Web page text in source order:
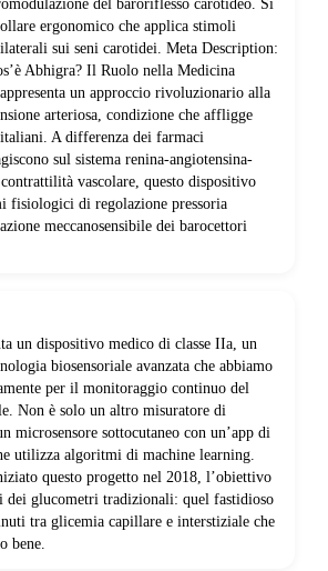
del baroriflesso carotideo. Si
ergonomico che applica stimoli
sui seni carotidei. Meta Description:
Abhigra? Il Ruolo nella Medicina
un approccio rivoluzionario alla
arteriosa, condizione che affligge
A differenza dei farmaci
sul sistema renina-angiotensina-
vascolare, questo dispositivo
fisiologici di regolazione pressoria
meccanosensibile dei barocettori
un dispositivo medico di classe IIa, un
biosensoriale avanzata che abbiamo
per il monitoraggio continuo del
Non è solo un altro misuratore di
microsensore sottocutaneo con un’app di
utilizza algoritmi di machine learning.
questo progetto nel 2018, l’obiettivo
dei glucometri tradizionali: quel fastidioso
tra glicemia capillare e interstiziale che
bene.